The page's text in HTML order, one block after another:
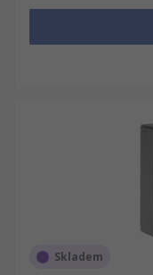
Skladem